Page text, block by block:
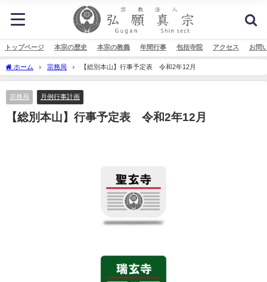
トップページ 本宗の歴史 本宗の教義 年間行事 包括寺院 アクセス お問
ホーム 宗務局 【総別本山】行事予定表 令和2年12月
宗務局 月例行事計画
【総別本山】行事予定表 令和2年12月